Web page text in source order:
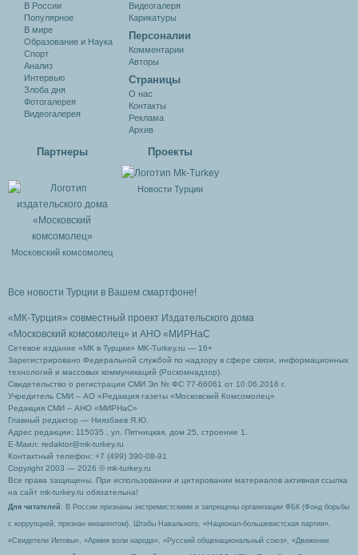
В России
Популярное
В мире
Образование и Наука
Спорт
Анализ
Интервью
Злоба дня
Фотогалерея
Видеогалерея
Видеогалеря
Карикатуры
Персоналии
Комментарии
Авторы
Cтраницы
О нас
Контакты
Реклама
Архив
Партнеры
Московский комсомолец
Проекты
Новости Турции
Все новости Турции в Вашем смартфоне!
«МК-Турция» совместный проект Издательского дома
«Московский комсомолец» и АНО «МИРНаС
Сетевое издание «МК в Турции» MK-Turkey.ru — 16+
Зарегистрировано Федеральной службой по надзору в сфере связи, информационных
технологий и массовых коммуникаций (Роскомнадзор).
Свидетельство о регистрации СМИ Эл № ФС 77-66061 от 10.06.2016 г.
Учредитель СМИ – АО «Редакция газеты «Московский Комсомолец»
Редакция СМИ – АНО «МИРНаС»
Главный редактор — Ниязбаев Я.Ю.
Адрес редакции: 115035 , ул. Пятницкая, дом 25, строение 1.
Е-Маил: redaktor@mk-turkey.ru
Контактный телефон: +7 (499) 390-08-91
Copyright 2003 — 2026 © mk-turkey.ru
Все права защищены. При использовании и цитировании материалов активная ссылка
на сайт mk-turkey.ru обязательна!
Для читателей : В России признаны экстремистскими и запрещены организации ФБК (Фонд борьбы
с коррупцией, признан иноагентом), Штабы Навального, «Национал-большевистская партия»,
«Свидетели Иеговы», «Армия воли народа», «Русский общенациональный союз», «Движение